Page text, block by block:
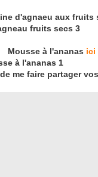
d'agnaeu aux fruits
Mousse à l'ananas ici
me faire partager